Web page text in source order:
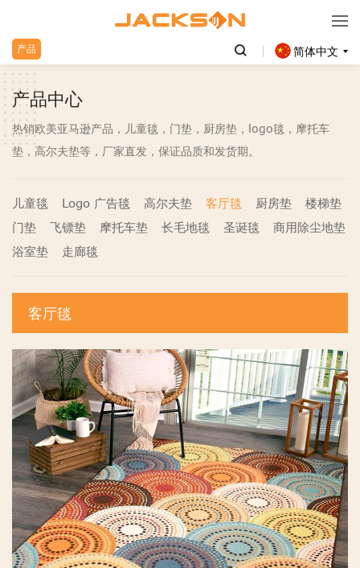
简体中文
产品
产品中心
热销欧美亚马逊产品，儿童毯，门垫，厨房垫，logo毯，摩托车
垫，高尔夫垫等，厂家直发，保证品质和发货期。
儿童毯 Logo 广告毯 高尔夫垫 客厅毯 厨房垫
楼梯垫
门垫
飞镖垫 摩托车垫 长毛地毯 圣诞毯
商用除尘地垫
浴室垫
走廊毯
客厅毯